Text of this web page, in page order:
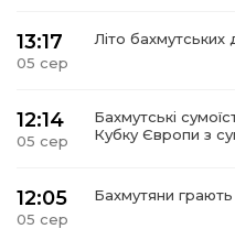
13:17
05 сер
Літо бахмутських
12:14
05 сер
Бахмутські
Кубку Європи з
12:05
05 сер
Бахмутяни